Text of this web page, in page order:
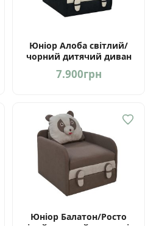
Юніор Алоба світлий/
чорний дитячий диван
від Мебель-Сервіс Україна
7.900грн
Юніор Балатон/Росто